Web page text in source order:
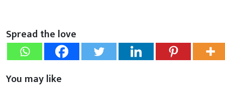
Spread the love
You may like